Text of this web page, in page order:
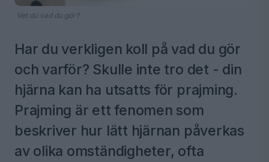
Vet du vad du gör?
Har du verkligen koll på vad du gör
och varför? Skulle inte tro det - din
hjärna kan ha utsatts för prajming.
Prajming är ett fenomen som
beskriver hur lätt hjärnan påverkas
av olika omständigheter, ofta